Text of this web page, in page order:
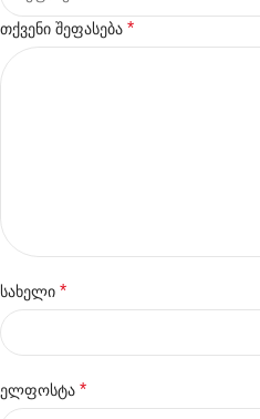
თქვენი შეფასება *
სახელი *
ელფოსტა *